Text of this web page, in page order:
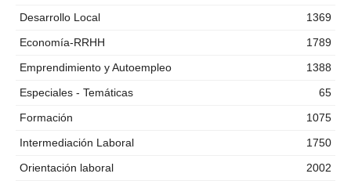
Desarrollo Local
1369
Economía-RRHH
1789
Emprendimiento y Autoempleo
1388
Especiales - Temáticas
65
Formación
1075
Intermediación Laboral
1750
Orientación laboral
2002